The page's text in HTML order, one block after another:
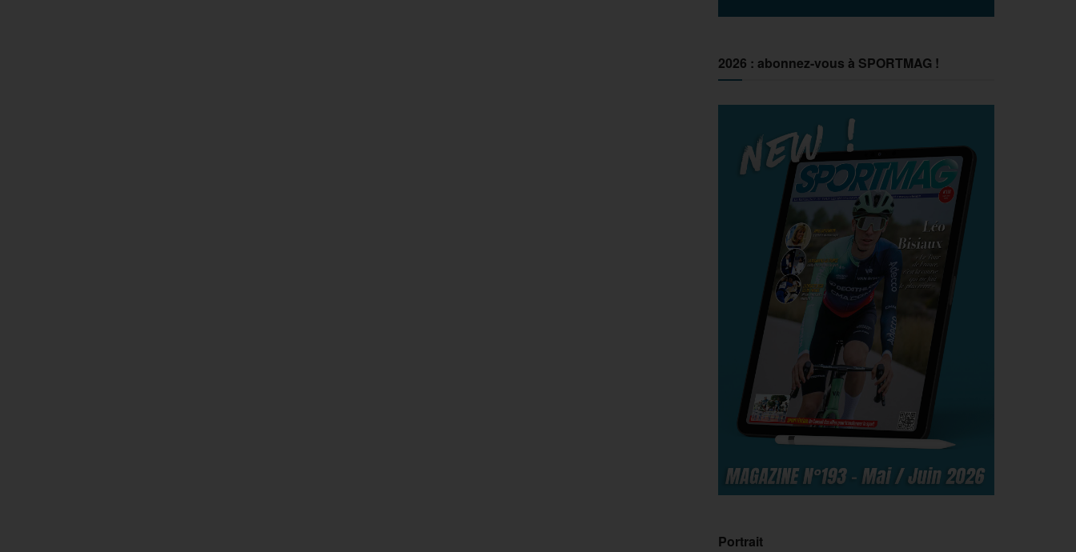
2026 : abonnez-vous à SPORTMAG !
Portrait